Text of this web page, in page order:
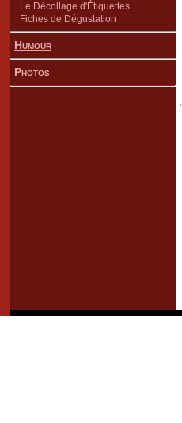
Le Décollage d'Étiquettes
Fiches de Dégustation
Humour
Photos